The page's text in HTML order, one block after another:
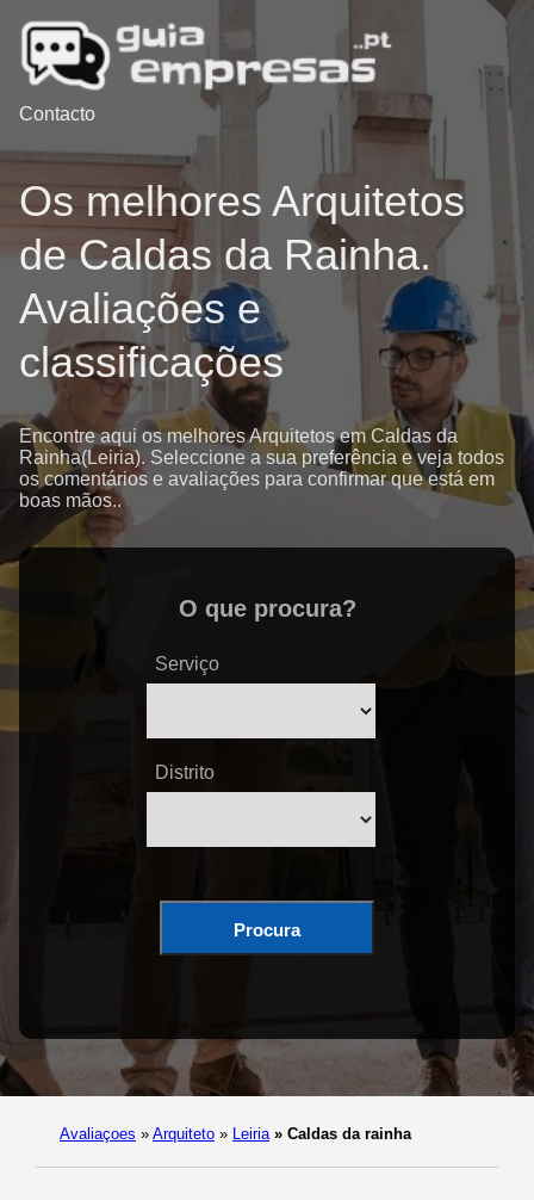
Contacto
Os melhores Arquitetos
de Caldas da Rainha.
Avaliações e
classificações
Encontre aqui os melhores Arquitetos em Caldas da
Rainha(Leiria). Seleccione a sua preferência e veja todos
os comentários e avaliações para confirmar que está em
boas mãos..
O que procura?
Serviço
Distrito
Procura
Avaliaçoes » Arquiteto » Leiria » Caldas da rainha